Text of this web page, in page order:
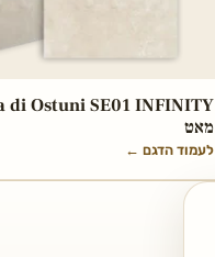
di Ostuni SE01 INFINITY
מאט
לעמוד הדגם ←